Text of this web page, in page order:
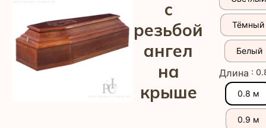
с
резьбой
ангел
на
крыше
Тёмный
Белый
Длина :
0.8 м
0.9 м